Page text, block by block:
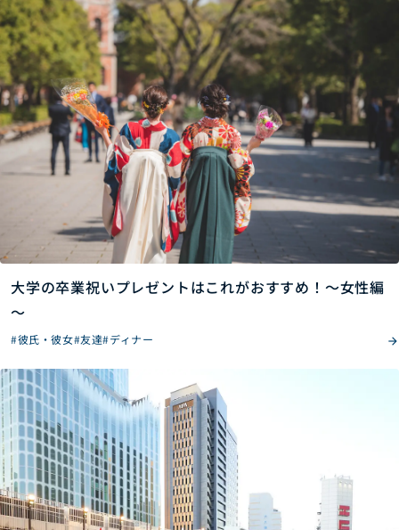
大学の卒業祝いプレゼントはこれがおすすめ！～女性編
～
#彼氏・彼女#友達#ディナー